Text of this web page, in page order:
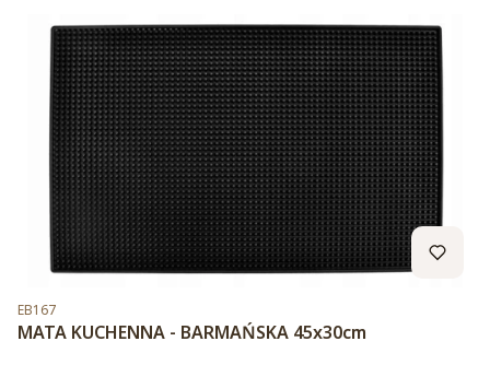
Kod produktu
EB167
MATA KUCHENNA - BARMAŃSKA 45x30cm